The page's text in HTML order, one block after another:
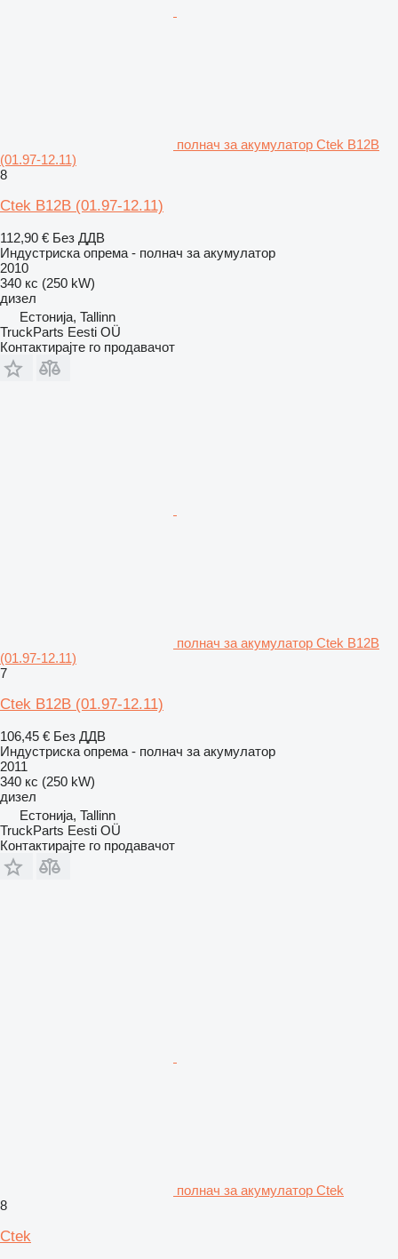
полнач за акумулатор Ctek B12B
(01.97-12.11)
8
Ctek B12B (01.97-12.11)
112,90 € Без ДДВ
Индустриска опрема - полнач за акумулатор
2010
340 кс (250 kW)
дизел
Естонија, Tallinn
TruckParts Eesti OÜ
Контактирајте го продавачот
полнач за акумулатор Ctek B12B
(01.97-12.11)
7
Ctek B12B (01.97-12.11)
106,45 € Без ДДВ
Индустриска опрема - полнач за акумулатор
2011
340 кс (250 kW)
дизел
Естонија, Tallinn
TruckParts Eesti OÜ
Контактирајте го продавачот
полнач за акумулатор Ctek
8
Ctek